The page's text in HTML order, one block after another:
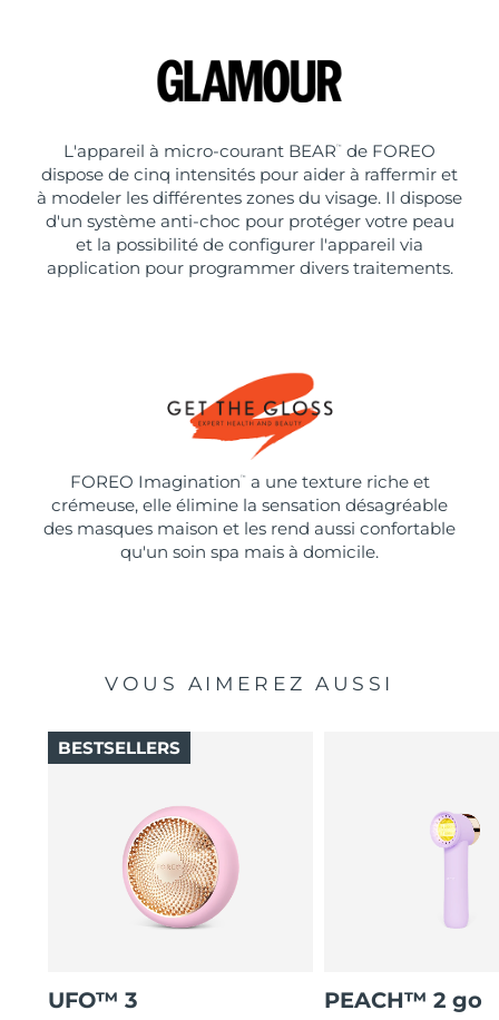
L'appareil à micro-courant BEAR ™
de FOREO
dispose de cinq intensités pour aider à raffermir et
à modeler les différentes zones du visage. Il dispose
d'un système anti-choc pour protéger votre peau
et la possibilité de configurer l'appareil via
application pour programmer divers traitements.
FOREO Imagination ™
a une texture riche et
crémeuse, elle élimine la sensation désagréable
des masques maison et les rend aussi confortable
qu'un soin spa mais à domicile.
VOUS AIMEREZ AUSSI
UFO™ 3
BESTSELLERS
PEACH™ 2 go